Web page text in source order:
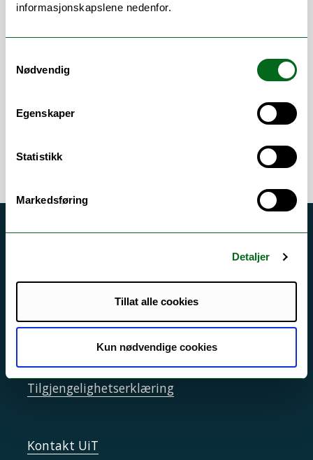
informasjonskapslene nedenfor.
Nødvendig
Egenskaper
Statistikk
Markedsføring
Detaljer
Tillat alle cookies
Kun nødvendige cookies
Generell saksbehandling
Akutt hjelp
Driftsmeldinger
Informasjonskapsler
Tilgjengelighetserklæring
Kontakt UiT